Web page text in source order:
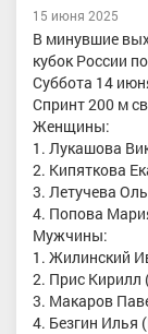
15 июня 2025
В минувшие
кубок России
Суббота 14
Спринт 200 м
Женщины:
1. Лукашова
2. Кипяткова
3. Летучева
4. Попова
Мужчины:
1. Жилинский
2. Прис Кирилл
3. Макаров
4. Безгин Илья